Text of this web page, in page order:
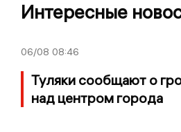
Интересные
06/08 08:46
Туляки сообщают о
над центром города